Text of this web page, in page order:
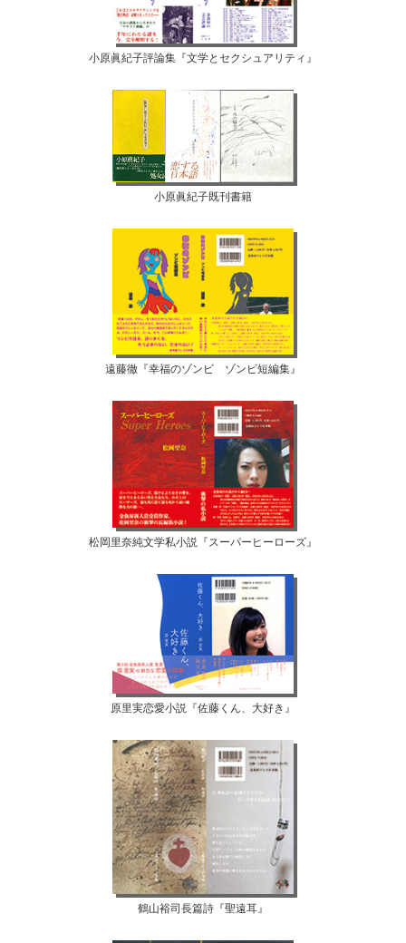
小原眞紀子評論集『文学とセクシュアリティ』
小原眞紀子既刊書籍
遠藤徹『幸福のゾンビ ゾンビ短編集』
松岡里奈純文学私小説『スーパーヒーローズ』
原里実恋愛小説『佐藤くん、大好き』
鶴山裕司長篇詩『聖遠耳』